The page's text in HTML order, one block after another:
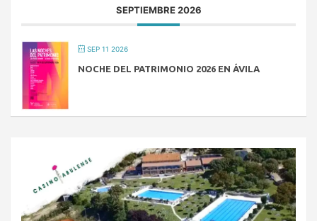
SEPTIEMBRE 2026
SEP 11 2026
NOCHE DEL PATRIMONIO 2026 EN ÁVILA